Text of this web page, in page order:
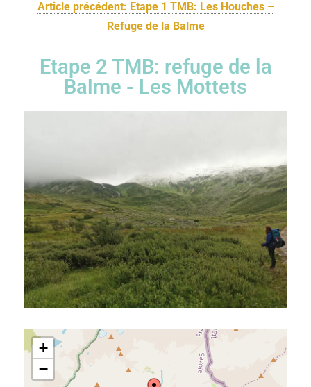
Article précédent: Etape 1 TMB: Les Houches –
Refuge de la Balme
Etape 2 TMB: refuge de la
Balme - Les Mottets
+
−